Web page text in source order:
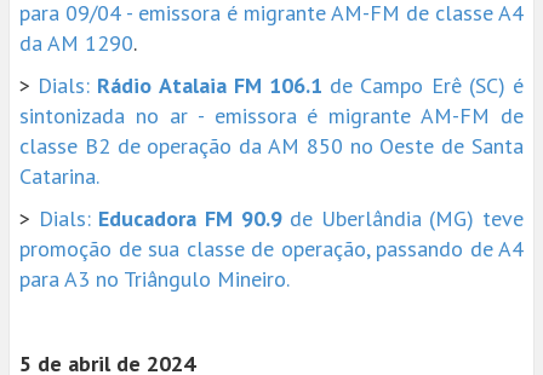
para 09/04 - emissora é migrante AM-FM de classe A4
da AM 1290.
> Dials: Rádio Atalaia FM 106.1 de Campo Erê (SC) é
sintonizada no ar - emissora é migrante AM-FM de
classe B2 de operação da AM 850 no Oeste de Santa
Catarina.
> Dials: Educadora FM 90.9de Uberlândia (MG) teve
promoção de sua classe de operação, passando de A4
para A3 no Triângulo Mineiro.
5 de abril de 2024